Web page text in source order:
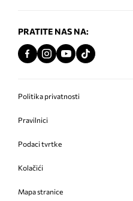
PRATITE NAS NA:
Politika privatnosti
Pravilnici
Podaci tvrtke
Kolačići
Mapa stranice